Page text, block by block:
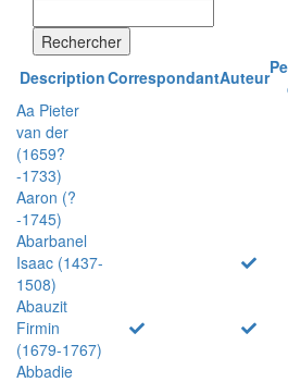
Rechercher
DescriptionCorrespondantAuteur
Aa Pieter
van der
(1659?
-1733)
Aaron (?
-1745)
Abarbanel
Isaac (1437-
1508)
Abauzit
Firmin
(1679-1767)
Abbadie